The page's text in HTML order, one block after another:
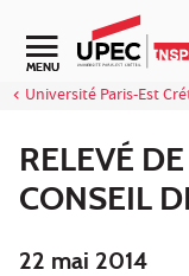
Aller au contenu
Navigation
MENU
Université Paris-Est
RELEVÉ
CONSEIL
22 mai 2014